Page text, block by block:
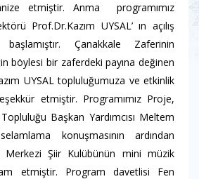
etmiştir. Anma programımız
Prof.Dr.Kazım UYSAL’ ın açılış
Çanakkale Zaferinin
böylesi bir zaferdeki payına değinen
UYSAL topluluğumuza ve etkinlik
etmiştir. Programımız Proje,
Başkan Yardımcısı Meltem
konuşmasının ardından
Merkezi Şiir Kulübünün mini müzik
etmiştir. Program davetlisi Fen